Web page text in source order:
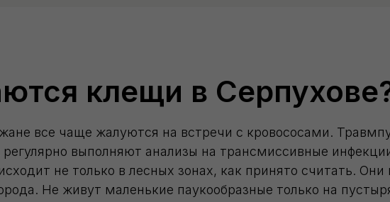
клещи в
все чаще жалуются на встречи с кровососами.
регулярно выполняют анализы на трансмиссивные
не только в лесных зонах, как принято считать. Они
Не живут маленькие паукообразные только на